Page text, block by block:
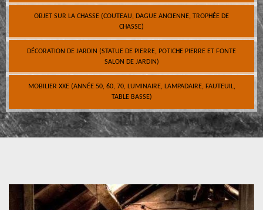
OBJET SUR LA CHASSE (COUTEAU, DAGUE ANCIENNE, TROPHÉE DE
CHASSE)
DÉCORATION DE JARDIN (STATUE DE PIERRE, POTICHE PIERRE ET FONTE
SALON DE JARDIN)
MOBILIER XXE (ANNÉE 50, 60, 70, LUMINAIRE, LAMPADAIRE, FAUTEUIL,
TABLE BASSE)